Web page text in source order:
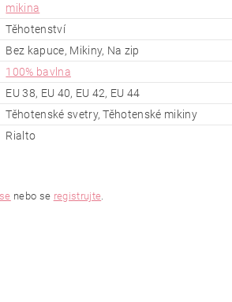
mikina
Těhotenství
Bez kapuce, Mikiny, Na zip
100% bavlna
EU 38, EU 40, EU 42, EU 44
Těhotenské svetry, Těhotenské mikiny
Rialto
nebo se registrujte